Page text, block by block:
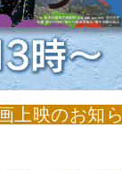
上映のお知ら